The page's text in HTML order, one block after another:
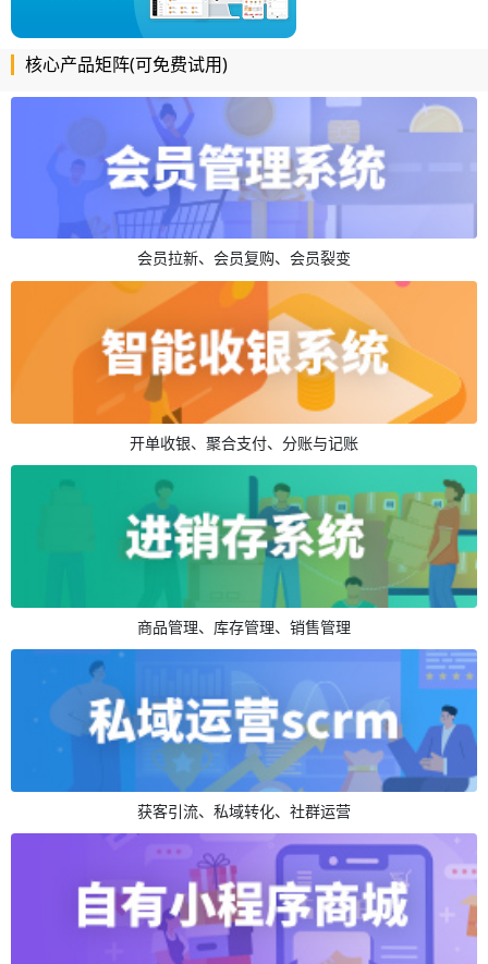
核心产品矩阵(可免费试用)
会员拉新、会员复购、会员裂变
开单收银、聚合支付、分账与记账
商品管理、库存管理、销售管理
获客引流、私域转化、社群运营